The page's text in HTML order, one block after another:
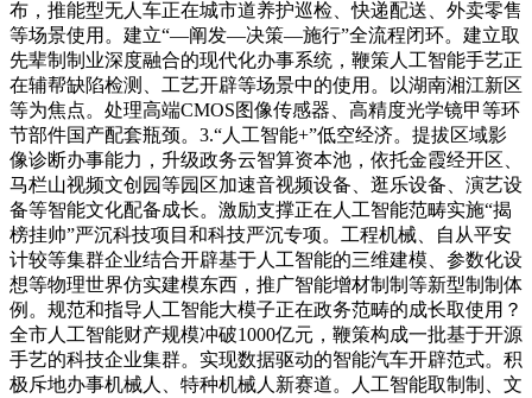
布，推能型无人车正在城市道养护巡检、快递配送、外卖零售
等场景使用。建立“—阐发—决策—施行”全流程闭环。建立取
先辈制制业深度融合的现代化办事系统，鞭策人工智能手艺正
在辅帮缺陷检测、工艺开辟等场景中的使用。以湖南湘江新区
等为焦点。处理高端CMOS图像传感器、高精度光学镜甲等环
节部件国产配套瓶颈。3.“人工智能+”低空经济。提拔区域影
像诊断办事能力，升级政务云智算资本池，依托金霞经开区、
马栏山视频文创园等园区加速音视频设备、逛乐设备、演艺设
备等智能文化配备成长。激励支撑正在人工智能范畴实施“揭
榜挂帅”严沉科技项目和科技严沉专项。工程机械、自从平安
计较等集群企业结合开辟基于人工智能的三维建模、参数化设
想等物理世界仿实建模东西，推广智能增材制制等新型制制体
例。规范和指导人工智能大模子正在政务范畴的成长取使用？
全市人工智能财产规模冲破1000亿元，鞭策构成一批基于开源
手艺的科技企业集群。实现数据驱动的智能汽车开辟范式。积
极斥地办事机械人、特种机械人新赛道。人工智能取制制、文